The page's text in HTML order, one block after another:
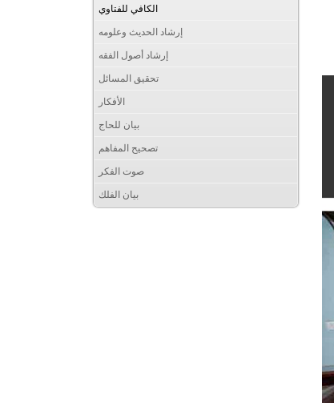
الكافي للفتاوي
إرشاد الحديث وعلومه
إرشاد أصول الفقه
تحقيق المسائل
الأفكار
بيان للحاج
تصحيح المفاهم
صوت الفكر
بيان الفلك